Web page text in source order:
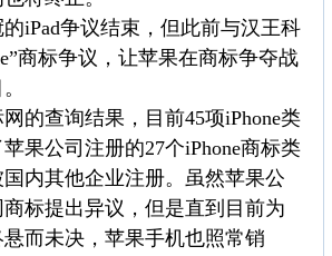
iPad争议结束，但此前与汉王科
商标争议，让苹果在商标争夺战
的查询结果，目前45项iPhone类
果公司注册的27个iPhone商标类
内其他企业注册。虽然苹果公
标提出异议，但是直到目前为
而未决，苹果手机也照常销